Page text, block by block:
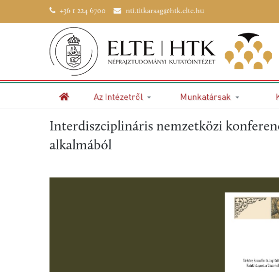
+36 1 224 6700 nti.titkarsag@htk.elte.hu
Kezdőlap
Az Intézetről Munkatársak
Interdiszciplináris nemzetközi
alkalmából